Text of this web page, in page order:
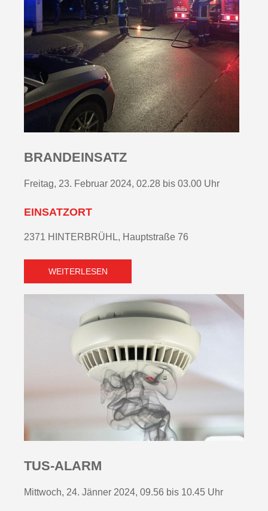
BRANDEINSATZ
Freitag, 23. Februar 2024, 02.28 bis 03.00 Uhr
EINSATZORT
2371 HINTERBRÜHL, Hauptstraße 76
WEITERLESEN
TUS-ALARM
Mittwoch, 24. Jänner 2024, 09.56 bis 10.45 Uhr